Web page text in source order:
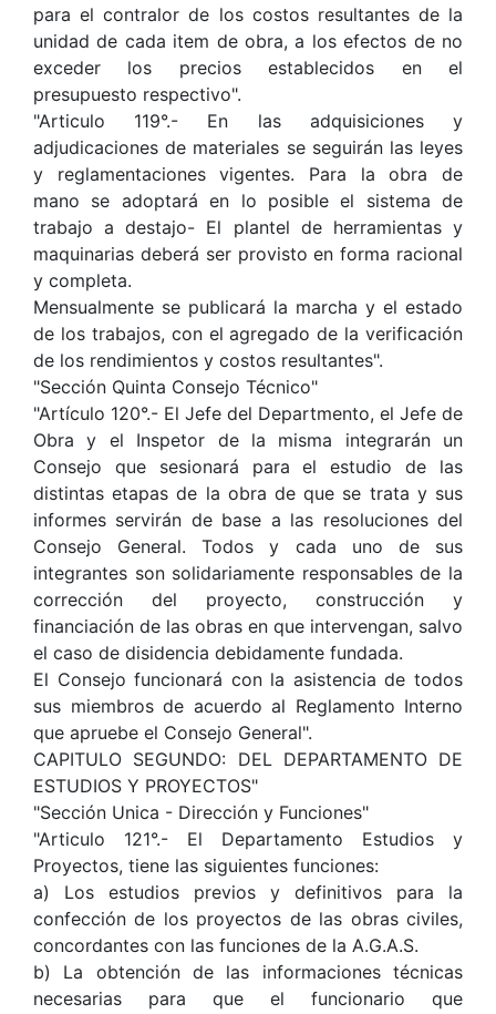
para el contralor de los costos resultantes de la
unidad de cada item de obra, a los efectos de no
exceder los precios establecidos en el
presupuesto respectivo".
"Articulo 119°.- En las adquisiciones y
adjudicaciones de materiales se seguirán las leyes
y reglamentaciones vigentes. Para la obra de
mano se adoptará en lo posible el sistema de
trabajo a destajo- El plantel de herramientas y
maquinarias deberá ser provisto en forma racional
y completa.
Mensualmente se publicará la marcha y el estado
de los trabajos, con el agregado de la verificación
de los rendimientos y costos resultantes".
"Sección Quinta Consejo Técnico"
"Artículo 120°.- El Jefe del Departmento, el Jefe de
Obra y el Inspetor de la misma integrarán un
Consejo que sesionará para el estudio de las
distintas etapas de la obra de que se trata y sus
informes servirán de base a las resoluciones del
Consejo General. Todos y cada uno de sus
integrantes son solidariamente responsables de la
corrección del proyecto, construcción y
financiación de las obras en que intervengan, salvo
el caso de disidencia debidamente fundada.
El Consejo funcionará con la asistencia de todos
sus miembros de acuerdo al Reglamento Interno
que apruebe el Consejo General".
CAPITULO SEGUNDO: DEL DEPARTAMENTO DE
ESTUDIOS Y PROYECTOS"
"Sección Unica - Dirección y Funciones"
"Articulo 121°.- El Departamento Estudios y
Proyectos, tiene las siguientes funciones:
a) Los estudios previos y definitivos para la
confección de los proyectos de las obras civiles,
concordantes con las funciones de la A.G.A.S.
b) La obtención de las informaciones técnicas
necesarias para que el funcionario que